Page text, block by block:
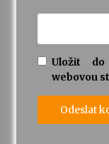
Uložit
webovou